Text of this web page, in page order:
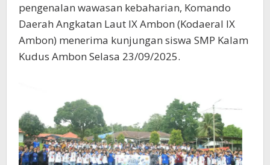
pengenalan wawasan kebaharian, Komando
Daerah Angkatan Laut IX Ambon (Kodaeral IX
Ambon) menerima kunjungan siswa SMP Kalam
Kudus Ambon Selasa 23/09/2025.